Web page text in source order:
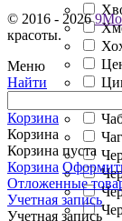
© 2016 - 2026
красоты.
Меню
Найти
Корзина
Корзина
Корзина пуста
Корзина
Отложенные
Учетная запись
Учетная запись